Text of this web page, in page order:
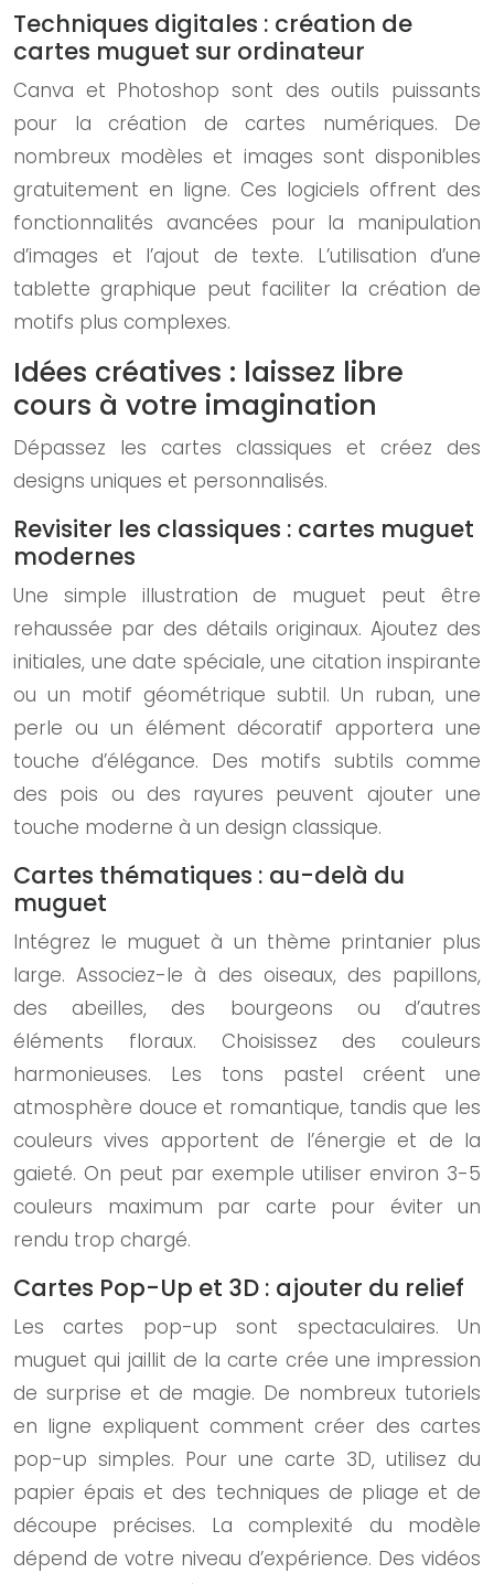
Techniques digitales : création de
cartes muguet sur ordinateur
Canva et Photoshop sont des outils puissants
pour la création de cartes numériques. De
nombreux modèles et images sont disponibles
gratuitement en ligne. Ces logiciels offrent des
fonctionnalités avancées pour la manipulation
d’images et l’ajout de texte. L’utilisation d’une
tablette graphique peut faciliter la création de
motifs plus complexes.
Idées créatives : laissez libre
cours à votre imagination
Dépassez les cartes classiques et créez des
designs uniques et personnalisés.
Revisiter les classiques : cartes muguet
modernes
Une simple illustration de muguet peut être
rehaussée par des détails originaux. Ajoutez des
initiales, une date spéciale, une citation inspirante
ou un motif géométrique subtil. Un ruban, une
perle ou un élément décoratif apportera une
touche d’élégance. Des motifs subtils comme
des pois ou des rayures peuvent ajouter une
touche moderne à un design classique.
Cartes thématiques : au-delà du
muguet
Intégrez le muguet à un thème printanier plus
large. Associez-le à des oiseaux, des papillons,
des abeilles, des bourgeons ou d’autres
éléments floraux. Choisissez des couleurs
harmonieuses. Les tons pastel créent une
atmosphère douce et romantique, tandis que les
couleurs vives apportent de l’énergie et de la
gaieté. On peut par exemple utiliser environ 3-5
couleurs maximum par carte pour éviter un
rendu trop chargé.
Cartes Pop-Up et 3D : ajouter du relief
Les cartes pop-up sont spectaculaires. Un
muguet qui jaillit de la carte crée une impression
de surprise et de magie. De nombreux tutoriels
en ligne expliquent comment créer des cartes
pop-up simples. Pour une carte 3D, utilisez du
papier épais et des techniques de pliage et de
découpe précises. La complexité du modèle
dépend de votre niveau d’expérience. Des vidéos